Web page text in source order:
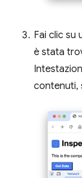
Fai clic su
è stata
contenuti,